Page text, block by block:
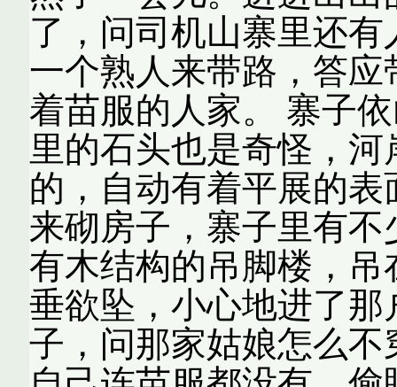
了，问司机山寨里还
一个熟人来带路，答
着苗服的人家。 寨子
里的石头也是奇怪，
的，自动有着平展的
来砌房子，寨子里有
有木结构的吊脚楼，
垂欲坠，小心地进了
子，问那家姑娘怎么